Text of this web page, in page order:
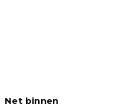
Net binnen